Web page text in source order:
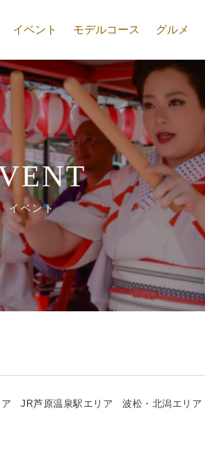
イベント モデルコース グルメ
イベント
JR芦原温泉駅エリア 波松・北潟エリア